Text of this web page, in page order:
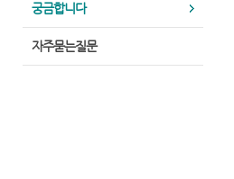
궁금합니다
자주묻는질문